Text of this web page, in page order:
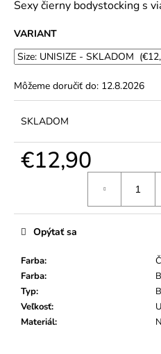
5
Sexy čierny bodystocking s
VARIANT
Môžeme doručiť do: 12.8.2026
SKLADOM
€12,90
Farba:
Farba:
Typ:
Veľkosť:
Materiál:
Opýtať sa
m
e